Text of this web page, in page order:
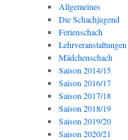
Allgemeines
Die Schachjugend
Ferienschach
Lehrveranstaltungen
Mädchenschach
Saison 2014/15
Saison 2016/17
Saison 2017/18
Saison 2018/19
Saison 2019/20
Saison 2020/21